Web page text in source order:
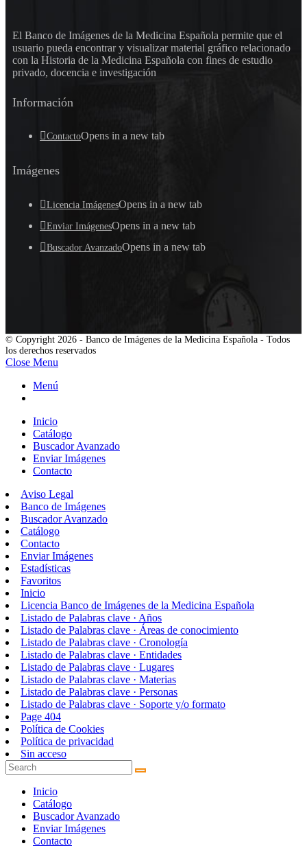
El Banco de Imágenes de la Medicina Española permite que el
usuario pueda encontrar y visualizar material gráfico relacionado
con la Historia de la Medicina Española con fines de estudio
privado, docencia e investigación
Información
ContactoOpens in a new tab
Imágenes
Licencia ImágenesOpens in a new tab
Enviar ImágenesOpens in a new tab
Buscador AvanzadoOpens in a new tab
© Copyright 2026 - Banco de Imágenes de la Medicina Española - Todos
los derechos reservados
Close Menu
Menú
Inicio
Catálogo
Buscador Avanzado
Enviar Imágenes
Contacto
Aviso Legal
Banco de Imágenes
Buscador Avanzado
Catálogo
Contacto
Enviar Imágenes
Estadísticas
Favoritos
Inicio
Licencia Banco de Imágenes de la Medicina Española
Listado de Palabras clave · Años
Listado de Palabras clave · Áreas de conocimiento
Listado de Palabras clave · Cronología
Listado de Palabras clave · Entidades
Listado de Palabras clave · Lugares
Listado de Palabras clave · Materias
Listado de Palabras clave · Personas
Listado de Palabras clave · Soporte y/o formato
Page 404
Política de Cookies
Política de privacidad
Sin acceso
Inicio
Catálogo
Buscador Avanzado
Enviar Imágenes
Contacto